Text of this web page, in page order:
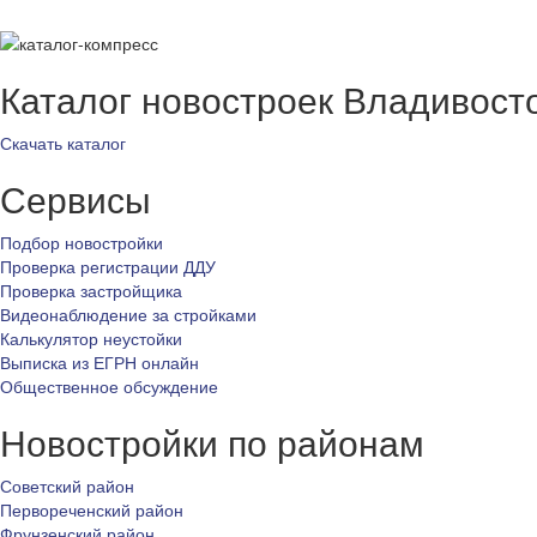
Каталог новостроек
Скачать каталог
Сервисы
Подбор новостройки
Проверка регистрации ДДУ
Проверка застройщика
Видеонаблюдение за стройками
Калькулятор неустойки
Выписка из ЕГРН онлайн
Общественное обсуждение
Новостройки по районам
Советский район
Первореченский район